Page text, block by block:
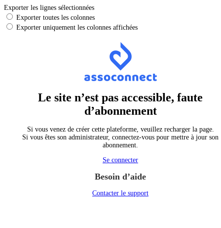
Exporter les lignes sélectionnées
Exporter toutes les colonnes
Exporter uniquement les colonnes affichées
Le site n’est pas accessible, faute
d’abonnement
Si vous venez de créer cette plateforme, veuillez recharger la page.
Si vous êtes son administrateur, connectez-vous pour mettre à jour son
abonnement.
Se connecter
Besoin d’aide
Contacter le support